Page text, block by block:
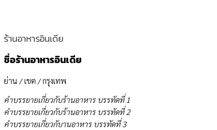
ร้านอาหารอินเดีย
ชื่อร้านอาหารอินเดีย
ย่าน / เขต / กรุงเทพ
คำบรรยายเกี่ยวกับร้านอาหาร บรรทัดที่ 1
คำบรรยายเกี่ยวกับร้านอาหาร บรรทัดที่ 2
คำบรรยายเกี่ยวกับานอาหาร บรรทัดที่ 3